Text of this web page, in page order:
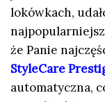
lokówkach,
że Panie
StyleCare
automatyczna,